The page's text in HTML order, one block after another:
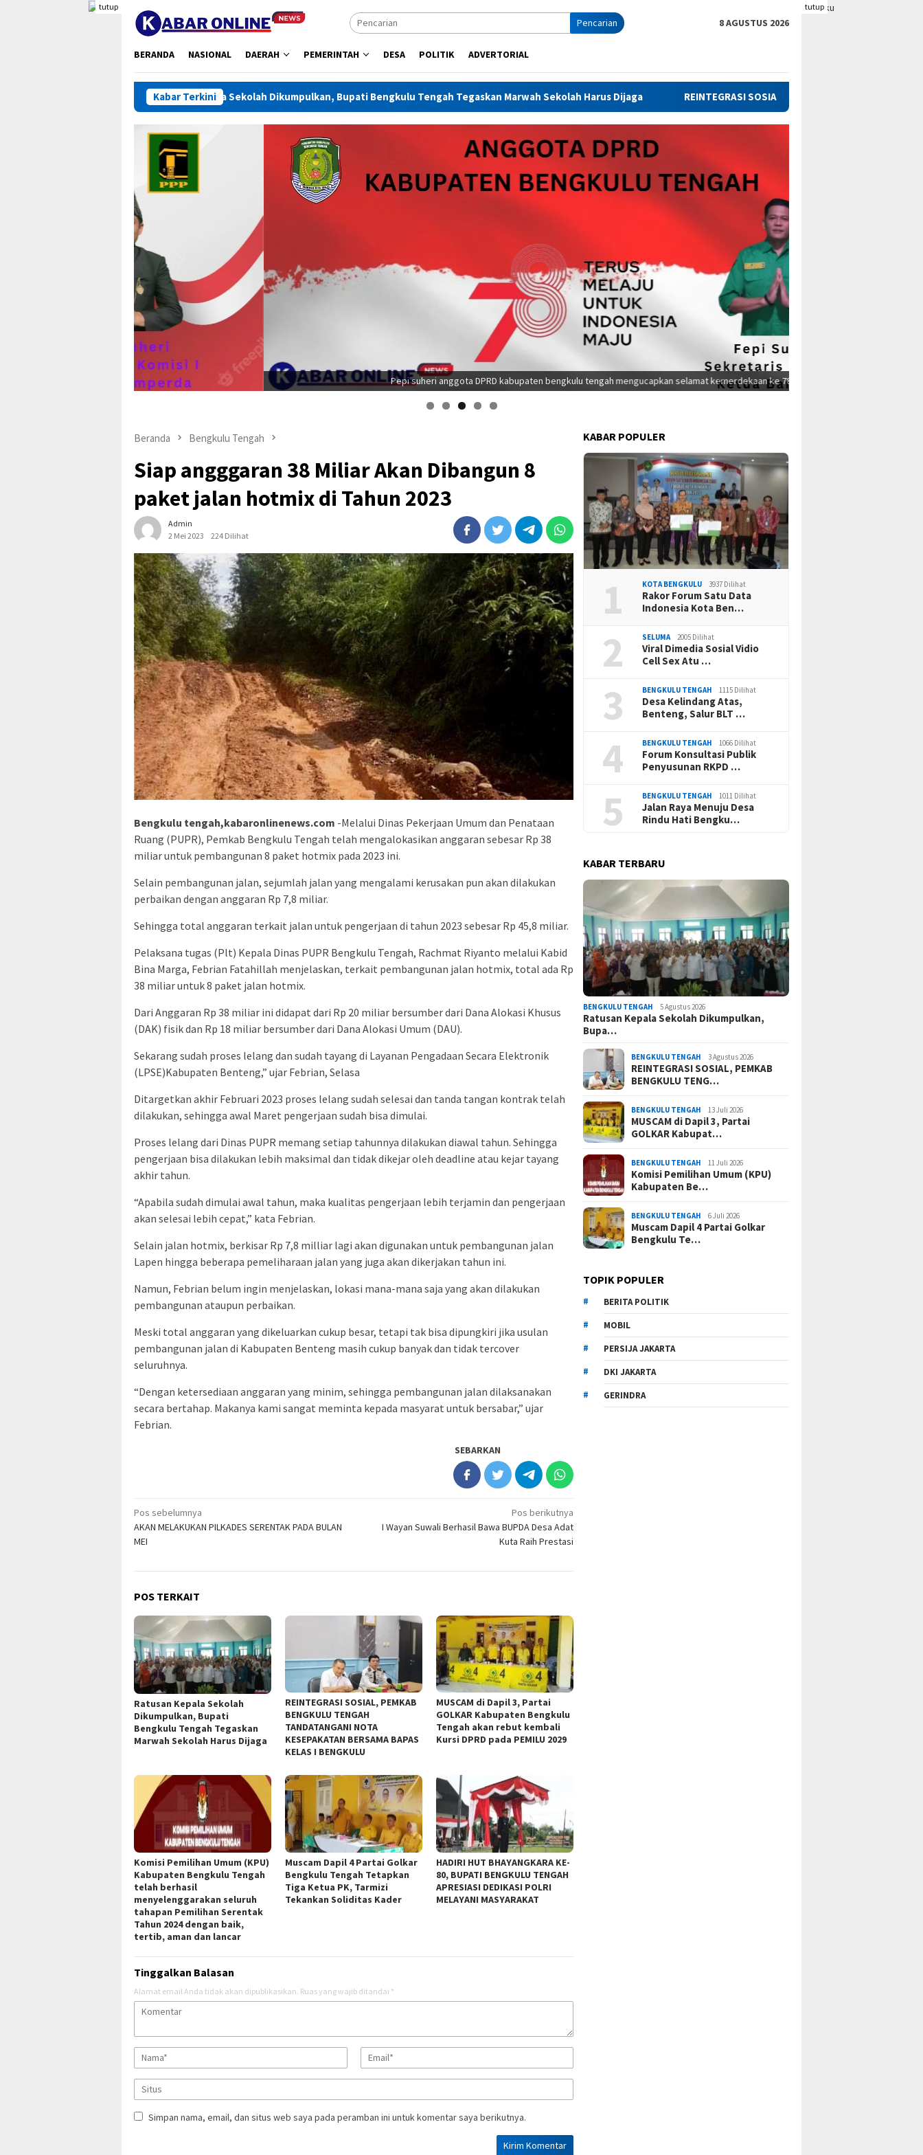
konten
tutup tutup
Pencarian 8 AGUSTUS 2026
BERANDA NASIONAL DAERAH PEMERINTAH DESA POLITIK ADVERTORIAL
Kabar Terkini
Ratusan Kepala Sekolah Dikumpulkan, Bupati Bengkulu Tengah Tegaskan Marwah Sekolah Harus Dijaga REINTEGRASI SOSIAL, PEMKAB BENGKULU TENGAH TANDATANGANI NOTA
Pepi suheri anggota DPRD kabupaten bengkulu tengah mengucapkan selamat kemerdekaan ke 78
Beranda Bengkulu Tengah
Siap angggaran 38 Miliar Akan Dibangun 8
paket jalan hotmix di Tahun 2023
Admin
2 Mei 2023
224 Dilihat
Bengkulu tengah,kabaronlinenews.com -Melalui Dinas Pekerjaan Umum dan Penataan
Ruang (PUPR), Pemkab Bengkulu Tengah telah mengalokasikan anggaran sebesar Rp 38
miliar untuk pembangunan 8 paket hotmix pada 2023 ini.
Selain pembangunan jalan, sejumlah jalan yang mengalami kerusakan pun akan dilakukan
perbaikan dengan anggaran Rp 7,8 miliar.
Sehingga total anggaran terkait jalan untuk pengerjaan di tahun 2023 sebesar Rp 45,8 miliar.
Pelaksana tugas (Plt) Kepala Dinas PUPR Bengkulu Tengah, Rachmat Riyanto melalui Kabid
Bina Marga, Febrian Fatahillah menjelaskan, terkait pembangunan jalan hotmix, total ada Rp
38 miliar untuk 8 paket jalan hotmix.
Dari Anggaran Rp 38 miliar ini didapat dari Rp 20 miliar bersumber dari Dana Alokasi Khusus
(DAK) fisik dan Rp 18 miliar bersumber dari Dana Alokasi Umum (DAU).
Sekarang sudah proses lelang dan sudah tayang di Layanan Pengadaan Secara Elektronik
(LPSE)Kabupaten Benteng,” ujar Febrian, Selasa
Ditargetkan akhir Februari 2023 proses lelang sudah selesai dan tanda tangan kontrak telah
dilakukan, sehingga awal Maret pengerjaan sudah bisa dimulai.
Proses lelang dari Dinas PUPR memang setiap tahunnya dilakukan diawal tahun. Sehingga
pengerjaan bisa dilakukan lebih maksimal dan tidak dikejar oleh deadline atau kejar tayang
akhir tahun.
“Apabila sudah dimulai awal tahun, maka kualitas pengerjaan lebih terjamin dan pengerjaan
akan selesai lebih cepat,” kata Febrian.
Selain jalan hotmix, berkisar Rp 7,8 milliar lagi akan digunakan untuk pembangunan jalan
Lapen hingga beberapa pemeliharaan jalan yang juga akan dikerjakan tahun ini.
Namun, Febrian belum ingin menjelaskan, lokasi mana-mana saja yang akan dilakukan
pembangunan ataupun perbaikan.
Meski total anggaran yang dikeluarkan cukup besar, tetapi tak bisa dipungkiri jika usulan
pembangunan jalan di Kabupaten Benteng masih cukup banyak dan tidak tercover
seluruhnya.
“Dengan ketersediaan anggaran yang minim, sehingga pembangunan jalan dilaksanakan
secara bertahap. Makanya kami sangat meminta kepada masyarat untuk bersabar,” ujar
Febrian.
SEBARKAN
Navigasi
pos
Pos sebelumnya
AKAN MELAKUKAN PILKADES SERENTAK PADA BULAN
MEI
Pos berikutnya
I Wayan Suwali Berhasil Bawa BUPDA Desa Adat
Kuta Raih Prestasi
POS TERKAIT
Ratusan Kepala Sekolah
Dikumpulkan, Bupati
Bengkulu Tengah Tegaskan
Marwah Sekolah Harus Dijaga
REINTEGRASI SOSIAL, PEMKAB
BENGKULU TENGAH
TANDATANGANI NOTA
KESEPAKATAN BERSAMA BAPAS
KELAS I BENGKULU
MUSCAM di Dapil 3, Partai
GOLKAR Kabupaten Bengkulu
Tengah akan rebut kembali
Kursi DPRD pada PEMILU 2029
Komisi Pemilihan Umum (KPU)
Kabupaten Bengkulu Tengah
telah berhasil
menyelenggarakan seluruh
tahapan Pemilihan Serentak
Tahun 2024 dengan baik,
tertib, aman dan lancar
Muscam Dapil 4 Partai Golkar
Bengkulu Tengah Tetapkan
Tiga Ketua PK, Tarmizi
Tekankan Soliditas Kader
HADIRI HUT BHAYANGKARA KE-
80, BUPATI BENGKULU TENGAH
APRESIASI DEDIKASI POLRI
MELAYANI MASYARAKAT
Tinggalkan Balasan
Alamat email Anda tidak akan dipublikasikan. Ruas yang wajib ditandai *
Simpan nama, email, dan situs web saya pada peramban ini untuk komentar saya berikutnya.
KABAR POPULER
1 KOTA BENGKULU 3937 Dilihat
Rakor Forum Satu Data
Indonesia Kota Ben…
2 SELUMA 2005 Dilihat
Viral Dimedia Sosial Vidio
Cell Sex Atu …
3 BENGKULU TENGAH 1115 Dilihat
Desa Kelindang Atas,
Benteng, Salur BLT …
4 BENGKULU TENGAH 1066 Dilihat
Forum Konsultasi Publik
Penyusunan RKPD …
5 BENGKULU TENGAH 1011 Dilihat
Jalan Raya Menuju Desa
Rindu Hati Bengku…
KABAR TERBARU
BENGKULU TENGAH 5 Agustus 2026
Ratusan Kepala Sekolah Dikumpulkan,
Bupa…
BENGKULU TENGAH 3 Agustus 2026
REINTEGRASI SOSIAL, PEMKAB
BENGKULU TENG…
BENGKULU TENGAH 13 Juli 2026
MUSCAM di Dapil 3, Partai
GOLKAR Kabupat…
BENGKULU TENGAH 11 Juli 2026
Komisi Pemilihan Umum (KPU)
Kabupaten Be…
BENGKULU TENGAH 6 Juli 2026
Muscam Dapil 4 Partai Golkar
Bengkulu Te…
TOPIK POPULER
BERITA POLITIK
MOBIL
PERSIJA JAKARTA
DKI JAKARTA
GERINDRA